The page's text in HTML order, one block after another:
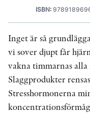
ISBN:
Inget är så
vi sover djupt får
vakna timmarnas
Slaggprodukter
Stresshormonerna